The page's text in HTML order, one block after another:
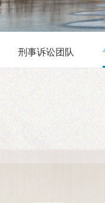
刑事诉讼团队